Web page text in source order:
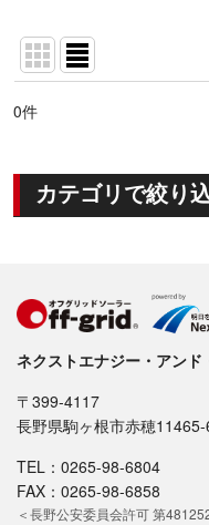
サブカテゴリ
表示数:
0件
カテゴリで絞り
正弦波タイプ
疑似正弦波タイプ
ネクストエナジー・アン
〒399-4117
長野県駒ヶ根市赤穂11465-
TEL：0265-98-6804
FAX：0265-98-6858
＜長野公安委員会許可 第